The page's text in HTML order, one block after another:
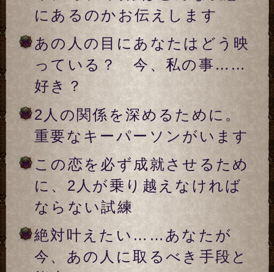
ニックネー
※15文字以内、省略可
生年月日
年 月 日
※必須
女性 男性
あの人の事を教えてください
ニックネー